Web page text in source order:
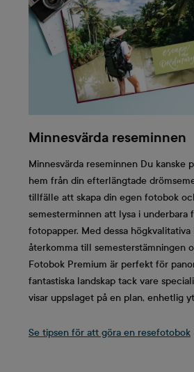
Minnesvärda reseminnen
Minnesvärda reseminnen Du kanske
hem från din efterlängtade
tillfälle att skapa din egen fotobok
semesterminnen att lysa i underbara
fotopapper. Med dessa
återkomma till semesterstämningen
Fotobok Premium är perfekt för
fantastiska landskap tack vare
visar uppslaget på en plan, enhetlig
Se tipsen för att göra en resefotobok